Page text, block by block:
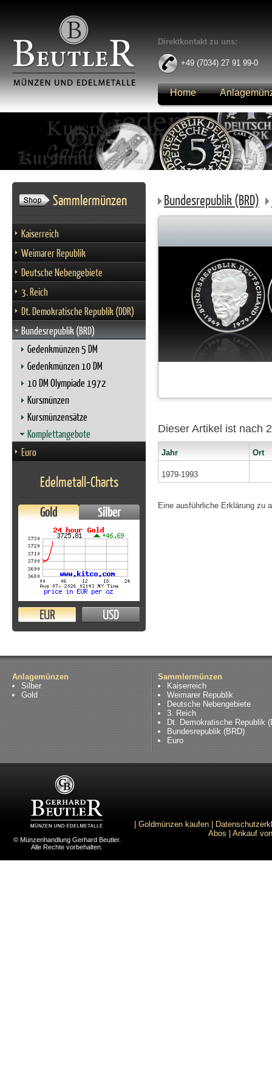
Direktkontakt zu uns:
+49 (7034) 27 91 99-0
Home
Anmelden
Sammlermünzen
Kaiserreich
Weimarer Republik
Deutsche Nebengebiete
3. Reich
Dt. Demokratische Republik (DDR)
Bundesrepublik (BRD)
Gedenkmünzen 5 DM
Gedenkmünzen 10 DM
10 DM Olympiade 1972
Kursmünzen
Kursmünzensätze
Komplettangebote
Euro
Edelmetall-Charts
Gold Silber
EUR USD
Bundesrepublik (BRD)
Dieser Artikel ist nach
Jahr Ort
1979-1993
Eine ausführliche Erklärung zu
Anlagemünzen
Silber
Gold
Sammlermünzen
Kaiserreich
Weimarer Republik
Deutsche Nebengebiete
3. Reich
Dt. Demokratische Republik
Bundesrepublik (BRD)
Euro
© Münzenhandlung Gerhard Beutler.
Alle Rechte vorbehalten.
Goldmünzen kaufen
Abos
Ankauf